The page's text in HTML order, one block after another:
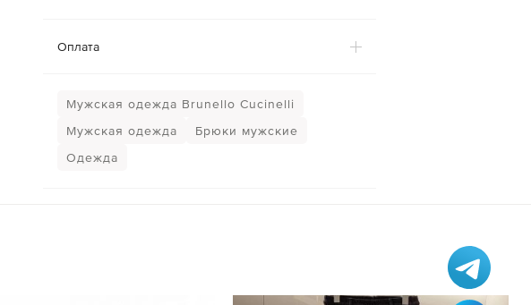
Оплата
Мужская одежда Brunello Cucinelli
Мужская одежда
Брюки мужские
Одежда